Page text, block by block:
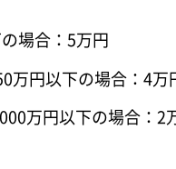
場合：5万円
万円以下の場合：4万
万円以下の場合：2